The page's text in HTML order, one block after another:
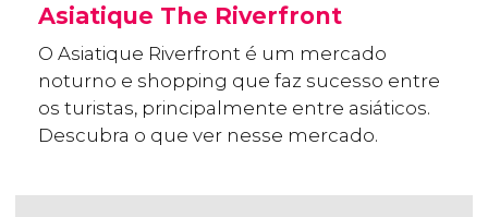
Asiatique The Riverfront
O Asiatique Riverfront é um mercado
noturno e shopping que faz sucesso entre
os turistas, principalmente entre asiáticos.
Descubra o que ver nesse mercado.